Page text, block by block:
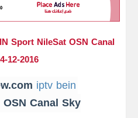
Sport NileSat OSN Canal
12-2016
iptv bein
OSN Canal Sky